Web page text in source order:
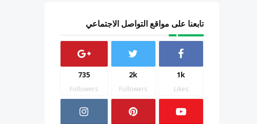
تابعنا على مواقع التواصل الاجتماعي
1k
Likes
2k
Followers
735
Followers